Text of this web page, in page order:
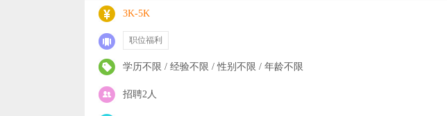
3K-5K
职位福利
学历不限 / 经验不限 / 性别不限 / 年龄不限
招聘2人